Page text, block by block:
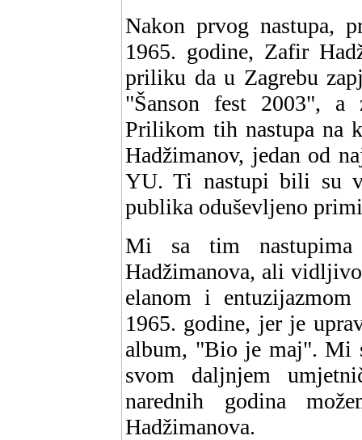
Nakon prvog nastupa,
1965. godine, Zafir
priliku da u Zagrebu
"Šanson fest 2003",
Prilikom tih nastupa na
Hadžimanov, jedan od
YU. Ti nastupi bili su
publika oduševljeno
Mi sa tim nastupima
Hadžimanova, ali
elanom i
1965. godine, jer je
album, "Bio je maj". Mi
svom daljnjem
narednih godina
Hadžimanova.